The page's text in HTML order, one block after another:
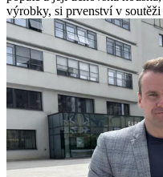
výrobky, si prvenství v